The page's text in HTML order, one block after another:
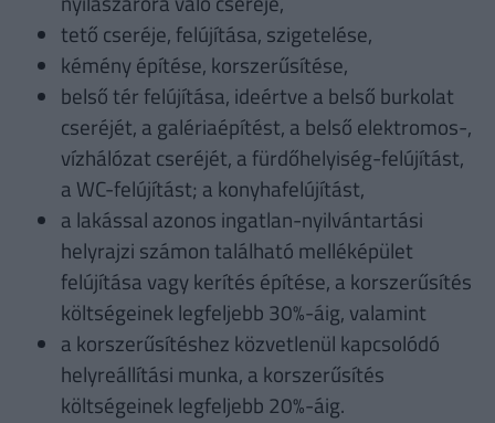
tető cseréje, felújítása, szigetelése,
kémény építése, korszerűsítése,
belső tér felújítása, ideértve a belső burkolat
cseréjét, a galériaépítést, a belső elektromos-,
vízhálózat cseréjét, a fürdőhelyiség-felújítást,
a WC-felújítást; a konyhafelújítást,
a lakással azonos ingatlan-nyilvántartási
helyrajzi számon található melléképület
felújítása vagy kerítés építése, a korszerűsítés
költségeinek legfeljebb 30%-áig, valamint
a korszerűsítéshez közvetlenül kapcsolódó
helyreállítási munka, a korszerűsítés
költségeinek legfeljebb 20%-áig.